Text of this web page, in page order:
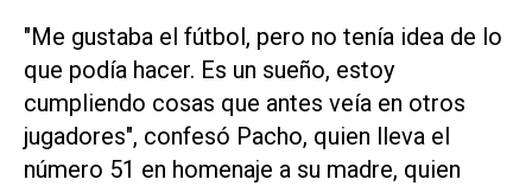
"Me gustaba el fútbol, pero no tenía idea de lo
que podía hacer. Es un sueño, estoy
cumpliendo cosas que antes veía en otros
jugadores", confesó Pacho, quien lleva el
número 51 en homenaje a su madre, quien